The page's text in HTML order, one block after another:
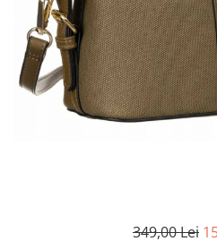
349,00 Lei